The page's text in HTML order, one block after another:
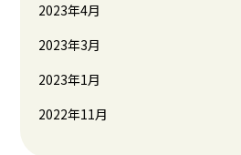
2023年4月
2023年3月
2023年1月
2022年11月